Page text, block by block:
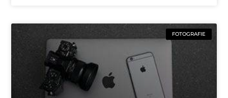
FOTOGRAFIE